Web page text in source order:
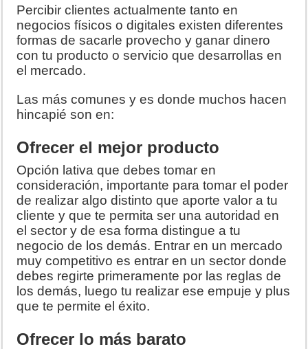
Percibir clientes actualmente tanto en
negocios físicos o digitales existen diferentes
formas de sacarle provecho y ganar dinero
con tu producto o servicio que desarrollas en
el mercado.
Las más comunes y es donde muchos hacen
hincapié son en:
Ofrecer el mejor producto
Opción lativa que debes tomar en
consideración, importante para tomar el poder
de realizar algo distinto que aporte valor a tu
cliente y que te permita ser una autoridad en
el sector y de esa forma distingue a tu
negocio de los demás. Entrar en un mercado
muy competitivo es entrar en un sector donde
debes regirte primeramente por las reglas de
los demás, luego tu realizar ese empuje y plus
que te permite el éxito.
Ofrecer lo más barato